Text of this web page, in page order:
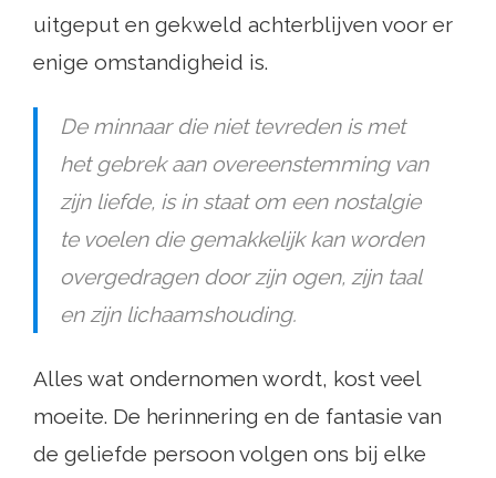
uitgeput en gekweld achterblijven voor er
enige omstandigheid is.
De minnaar die niet tevreden is met
het gebrek aan overeenstemming van
zijn liefde, is in staat om een ​​nostalgie
te voelen die gemakkelijk kan worden
overgedragen door zijn ogen, zijn taal
en zijn lichaamshouding.
Alles wat ondernomen wordt, kost veel
moeite. De herinnering en de fantasie van
de geliefde persoon volgen ons bij elke